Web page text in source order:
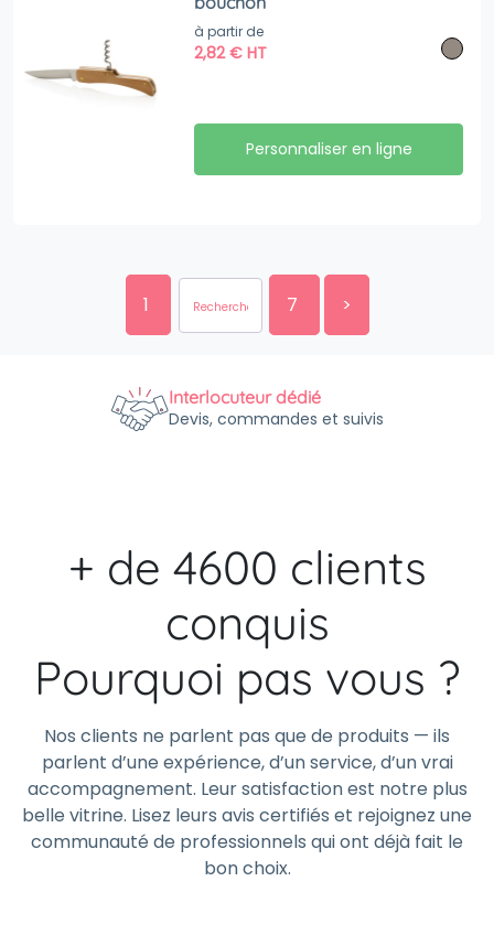
à partir de
2,82€ HT
Personnaliser en ligne
1 7 >
Interlocuteur dédié
Devis, commandes et suivis
+ de 4600 clients
conquis
Pourquoi pas vous ?
Nos clients ne parlent pas que de produits — ils
parlent d’une expérience, d’un service, d’un vrai
accompagnement. Leur satisfaction est notre plus
belle vitrine. Lisez leurs avis certifiés et rejoignez une
communauté de professionnels qui ont déjà fait le
bon choix.